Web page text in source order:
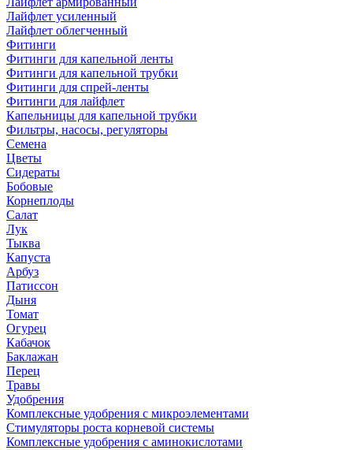
Лайфлет усиленный
Лайфлет облегченный
Фитинги
Фитинги для капельной ленты
Фитинги для капельной трубки
Фитинги для спрей-ленты
Фитинги для лайфлет
Капельницы для капельной трубки
Фильтры, насосы, регуляторы
Семена
Цветы
Сидераты
Бобовые
Корнеплоды
Салат
Лук
Тыква
Капуста
Арбуз
Патиссон
Дыня
Томат
Огурец
Кабачок
Баклажан
Перец
Травы
Удобрения
Комплексные удобрения с микроэлементами
Стимуляторы роста корневой системы
Комплексные удобрения с аминокислотами